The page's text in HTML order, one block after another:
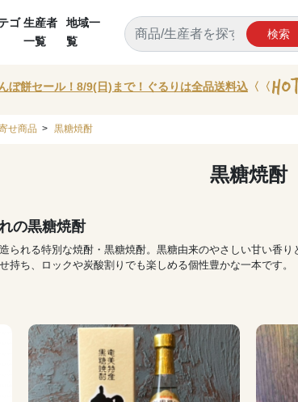
ゴ 生産者
一覧
地域一
覧
検索
ぼ餅セール！8/9(日)まで！ぐるりは全品送料込 〈〈
せ商品 > 黒糖焼酎
黒糖焼酎
の黒糖焼酎
られる特別な焼酎・黒糖焼酎。黒糖由来のやさしい甘い香
持ち、ロックや炭酸割りでも楽しめる個性豊かな一本です。